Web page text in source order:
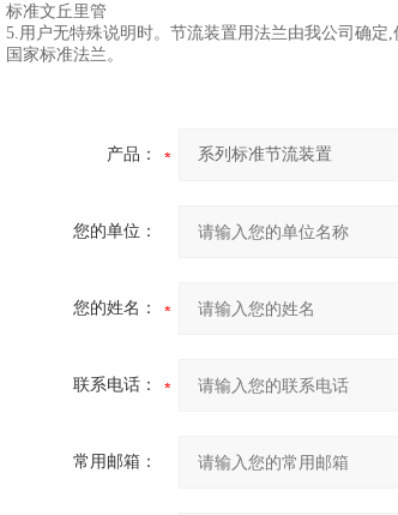
标准文丘里管
5.用户无特殊说明时。节流装置用法兰由我公司确定,
国家标准法兰。
产品：
您的单位：
您的姓名：
联系电话：
常用邮箱：